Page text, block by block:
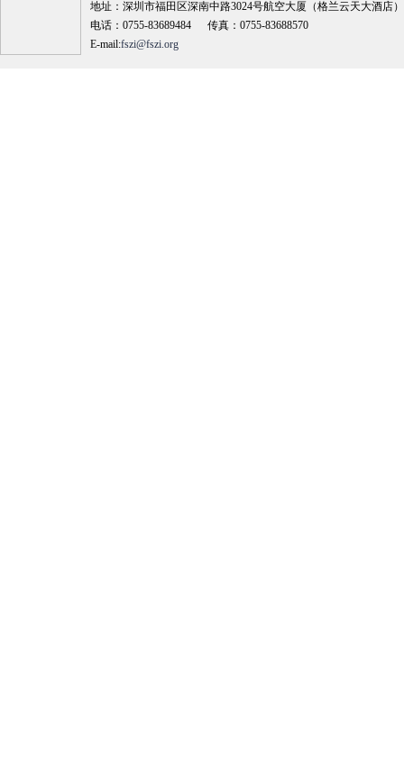
地址：深圳市福田区深南中路3024号航空大厦（格兰云天大酒店
电话：0755-83689484 传真：0755-83688570
E-mail:fszi@fszi.org